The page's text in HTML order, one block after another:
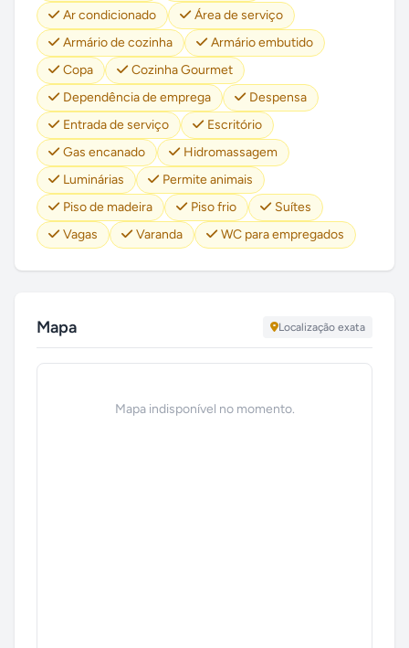
Ar condicionado
Área de serviço
Armário de cozinha
Armário embutido
Copa
Cozinha Gourmet
Dependência de emprega
Despensa
Entrada de serviço
Escritório
Gas encanado
Hidromassagem
Luminárias
Permite animais
Piso de madeira
Piso frio
Suítes
Vagas
Varanda WC para empregados
Mapa Localização exata
Mapa indisponível no momento.